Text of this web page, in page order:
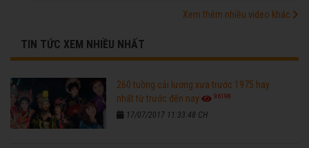
Xem thêm nhiều video khác
TIN TỨC XEM NHIỀU NHẤT
260 tuồng cải lương xưa trước 1975 hay
nhất từ trước đến nay
96198
17/07/2017 11:33:48 CH